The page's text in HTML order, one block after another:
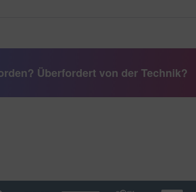
Überfordert von der Technik?